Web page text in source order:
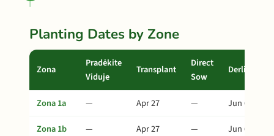
Planting Dates by Zone
Zona
Pradėkite
Viduje
Transplant
Direct
Sow
Derlius
Zona 1a — Apr 27 —
Jun 6
Zona 1b
— Apr 27 —
Jun 6